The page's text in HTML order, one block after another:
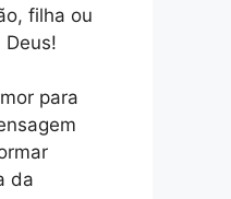
filha ou
para
da